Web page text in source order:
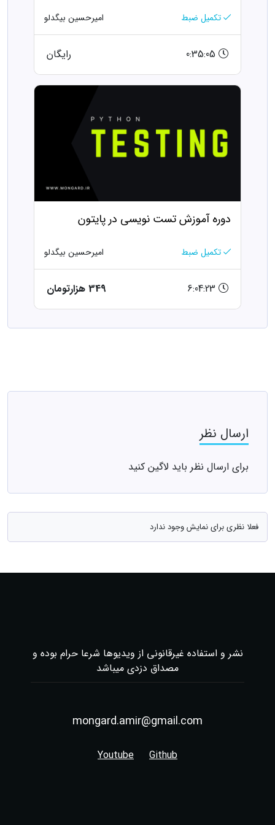
تکمیل ضبط امیرحسین بیگدلو
رایگان
دوره آموزش تست نویسی در پایتون
تکمیل ضبط امیرحسین بیگدلو
349 هزارتومان
ارسال نظر
برای ارسال نظر باید لاگین کنید
فعلا نظری برای نمایش وجود ندارد
نشر و استفاده غیرقانونی از ویدیوها شرعا حرام بوده و
مصداق دزدی میباشد
mongard.amir@gmail.com
Github
Youtube